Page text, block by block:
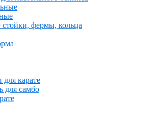
стойки, фермы, кольца
для карате
для самбо